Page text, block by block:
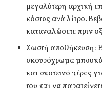
μεγαλύτερη αρχική
κόστος ανά λίτρο.
καταναλώσετε πριν
Σωστή αποθήκευση:
σκουρόχρωμα
και σκοτεινό μέρος
του και να